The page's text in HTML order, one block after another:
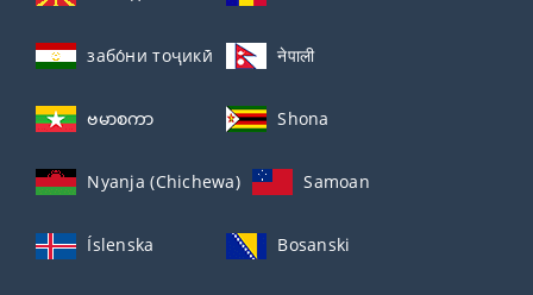
забо́ни тоҷикӣ́ नेपाली
ဗမာစကာ Shona
Nyanja (Chichewa) Samoan
Íslenska Bosanski